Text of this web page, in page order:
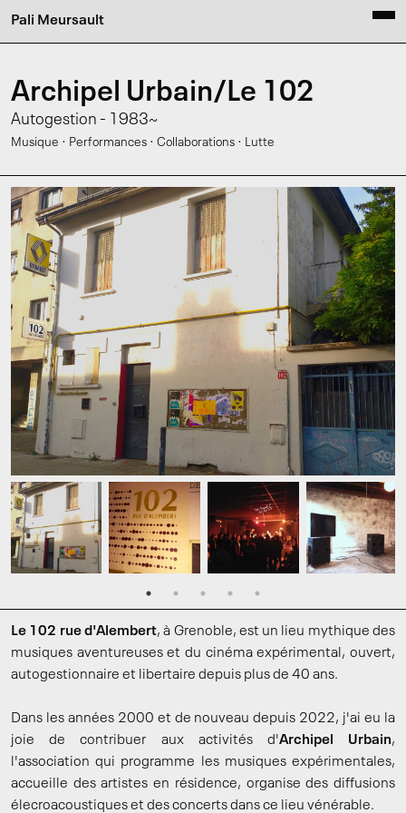
Pali Meursault
Archipel Urbain/Le 102
Autogestion - 1983~
Musique · Performances · Collaborations · Lutte
Le 102 rue d'Alembert, à Grenoble, est un lieu mythique des
musiques aventureuses et du cinéma expérimental, ouvert,
autogestionnaire et libertaire depuis plus de 40 ans.
Dans les années 2000 et de nouveau depuis 2022, j'ai eu la
joie de contribuer aux activités d'Archipel Urbain,
l'association qui programme les musiques expérimentales,
accueille des artistes en résidence, organise des diffusions
élecroacoustiques et des concerts dans ce lieu vénérable.